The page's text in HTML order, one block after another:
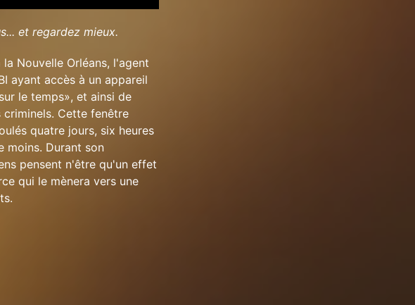
et regardez mieux.
Nouvelle Orléans, l'agent
ayant accès à un appareil
le temps», et ainsi de
Cette fenêtre
quatre jours, six heures
moins. Durant son
pensent n'être qu'un effet
qui le mènera vers une